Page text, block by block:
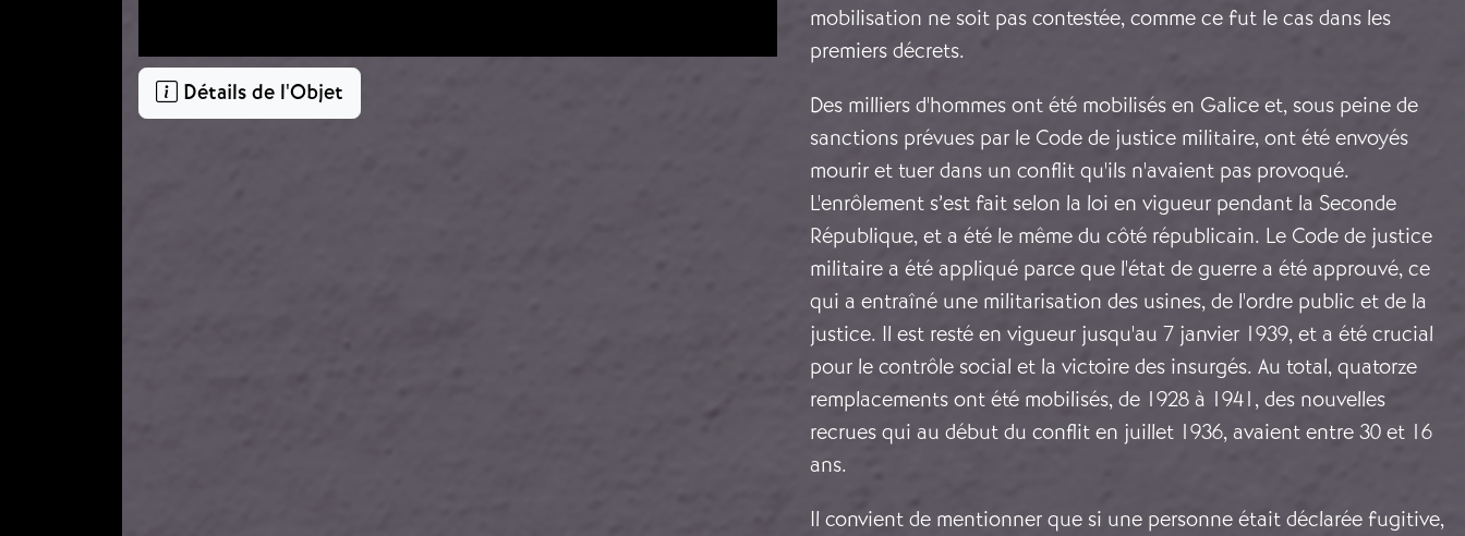
Détails de l'Objet
mobilisation ne soit pas contestée, comme ce fut le cas dans les
premiers décrets.
Des milliers d'hommes ont été mobilisés en Galice et, sous peine de
sanctions prévues par le Code de justice militaire, ont été envoyés
mourir et tuer dans un conflit qu'ils n'avaient pas provoqué.
L'enrôlement s’est fait selon la loi en vigueur pendant la Seconde
République, et a été le même du côté républicain. Le Code de justice
militaire a été appliqué parce que l'état de guerre a été approuvé, ce
qui a entraîné une militarisation des usines, de l'ordre public et de la
justice. Il est resté en vigueur jusqu'au 7 janvier 1939, et a été crucial
pour le contrôle social et la victoire des insurgés. Au total, quatorze
remplacements ont été mobilisés, de 1928 à 1941, des nouvelles
recrues qui au début du conflit en juillet 1936, avaient entre 30 et 16
ans.
Il convient de mentionner que si une personne était déclarée fugitive,